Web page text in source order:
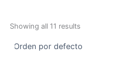
Showing all 11 results